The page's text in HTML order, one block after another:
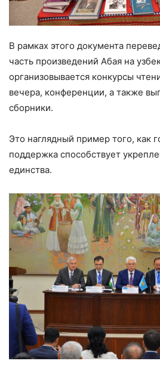
В рамках этого документа
часть произведений Абая на
организовывается конкурсы
вечера, конференции, а также
сборники.
Это наглядный пример того, как
поддержка способствует
единства.